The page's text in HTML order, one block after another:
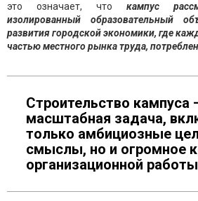
это означает, что кампус
изолированный образовательный
развития городской экономики, где
частью местного рынка труда,
Строительство кампуса
масштабная задача,
только амбициозные
смыслы, но и огромное
организационной